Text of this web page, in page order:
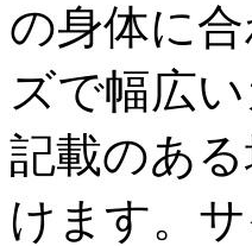
の身体に
ズで幅広
記載のあ
けます。